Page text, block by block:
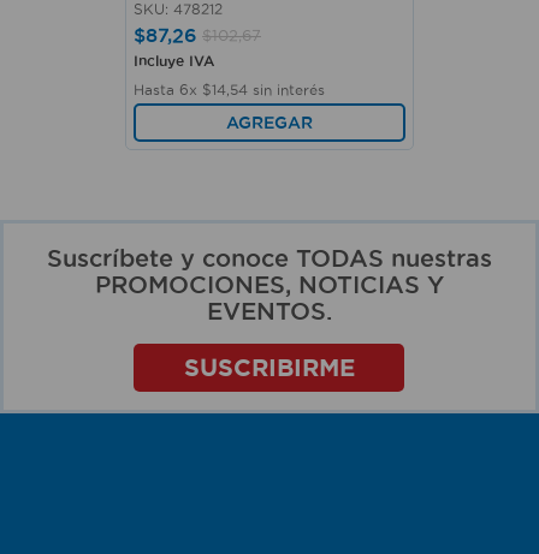
SKU: 478212
$87,26 $102,67
Incluye IVA
Hasta 6x $14 54 sin interés
AGREGAR
Suscríbete y conoce TODAS nuestras
PROMOCIONES, NOTICIAS Y
EVENTOS.
SUSCRIBIRME